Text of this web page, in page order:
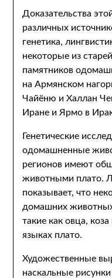
Доказательства
различных
генетика,
некоторые из
памятников
на Армянском
Чайёню и Халлан
Иране и Ярмо в
Генетические
одомашненные
регионов имеют
животными плато.
показывает, что
домашних
такие как овца,
языках плато.
Художественные
наскальные